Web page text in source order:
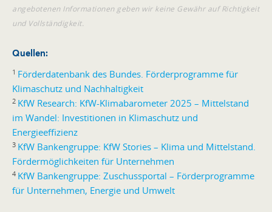
angebotenen Informationen geben wir keine Gewähr auf Richtigkeit
und Vollständigkeit.
Quellen:
1 Förderdatenbank des Bundes. Förderprogramme für
Klimaschutz und Nachhaltigkeit
2 KfW Research: KfW-Klimabarometer 2025 – Mittelstand
im Wandel: Investitionen in Klimaschutz und
Energieeffizienz
3 KfW Bankengruppe: KfW Stories – Klima und Mittelstand.
Fördermöglichkeiten für Unternehmen
4 KfW Bankengruppe: Zuschussportal – Förderprogramme
für Unternehmen, Energie und Umwelt